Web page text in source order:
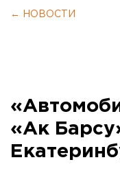
← НОВОСТИ
«Ак